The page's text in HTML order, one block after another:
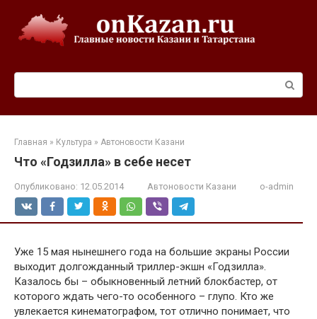
контенту
Главная » Культура » Автоновости Казани
Что «Годзилла» в себе несет
Опубликовано: 12.05.2014 Автоновости Казани o-admin
Уже 15 мая нынешнего года на большие экраны России
выходит долгожданный триллер-экшн «Годзилла».
Казалось бы – обыкновенный летний блокбастер, от
которого ждать чего-то особенного – глупо. Кто же
увлекается кинематографом, тот отлично понимает, что